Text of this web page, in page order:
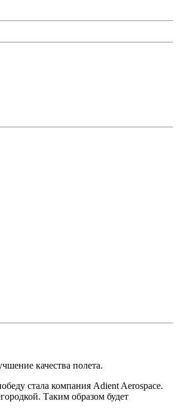
качества полета.
стала компания Adient Aerospace.
Таким образом будет